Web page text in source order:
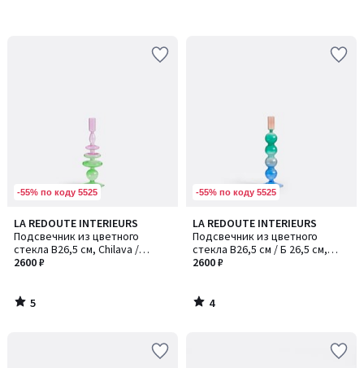
-55% по коду 5525
LA REDOUTE INTERIEURS
Подсвечник из цветного
стекла В26,5 см, Chilava /
Шилава
2600 ₽
5
/
5
5
/
-55% по коду 5525
LA REDOUTE INTERIEURS
Подсвечник из цветного
стекла В26,5 см / Б 26,5 см,
Chilava / Шилава
2600 ₽
4
/
5
4
/